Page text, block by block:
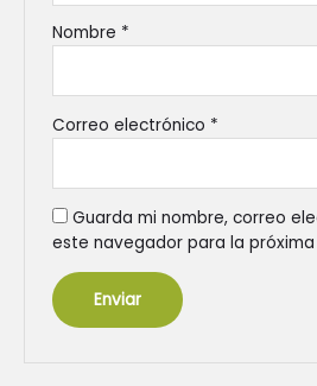
Nombre *
Correo electrónico *
Guarda mi nombre, correo
este navegador para la